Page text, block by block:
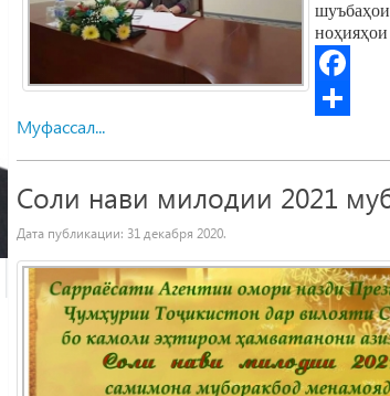
ноҳияҳои
Facebook
Share
Муфассал...
Соли нави милодии 2021
Дата публикации: 31 декабря 2020.